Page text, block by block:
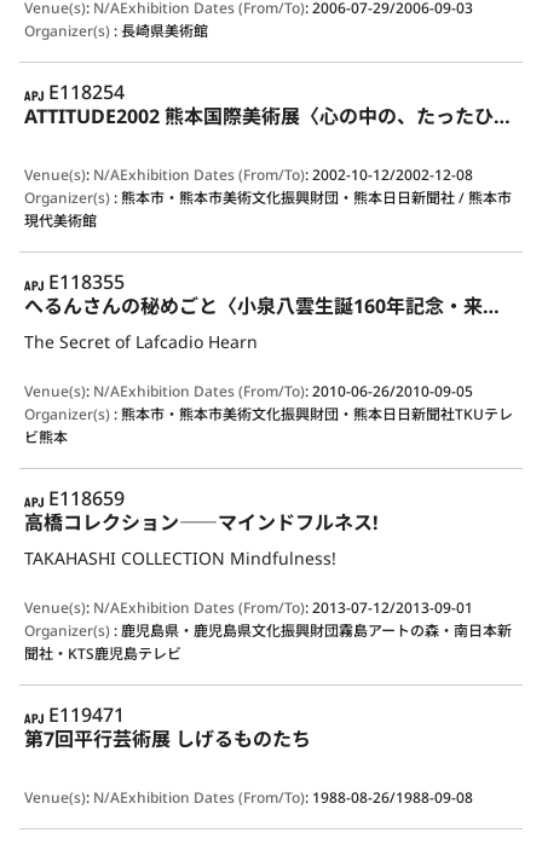
Venue(s): N/AExhibition Dates (From/To):2006-07-29/2006-09-03
Organizer(s):長崎県美術館
APJ
E118254
ATTITUDE2002 熊本国際美術展〈心の中の、たったひとつの真実のために〉
Venue(s): N/AExhibition Dates (From/To):2002-10-12/2002-12-08
Organizer(s):熊本市・熊本市美術文化振興財団・熊本日日新聞社 / 熊本市
現代美術館
APJ
E118355
へるんさんの秘めごと〈小泉八雲生誕160年記念・来日120年記念〉
The Secret of Lafcadio Hearn
Venue(s): N/AExhibition Dates (From/To):2010-06-26/2010-09-05
Organizer(s):熊本市・熊本市美術文化振興財団・熊本日日新聞社TKUテレ
ビ熊本
APJ
E118659
高橋コレクション――マインドフルネス!
TAKAHASHI COLLECTION Mindfulness!
Venue(s): N/AExhibition Dates (From/To):2013-07-12/2013-09-01
Organizer(s):鹿児島県・鹿児島県文化振興財団霧島アートの森・南日本新
聞社・KTS鹿児島テレビ
APJ
E119471
第7回平行芸術展 しげるものたち
Venue(s): N/AExhibition Dates (From/To): 1988-08-26/1988-09-08